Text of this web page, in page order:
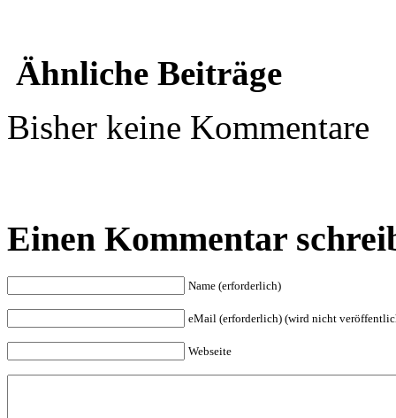
Ähnliche Beiträge
Bisher keine Kommentare
Einen Kommentar
Name (erforderlich)
eMail (erforderlich) (wird nicht
Webseite